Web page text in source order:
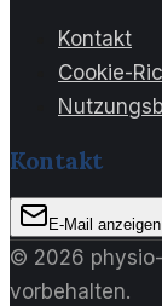
Kontakt
Cookie-
Kontakt
E-Mail anzeigen
© 2026
vorbehalten.